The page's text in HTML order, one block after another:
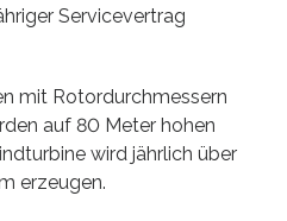
Servicevertrag
mit Rotordurchmessern
auf 80 Meter hohen
wird jährlich über
erzeugen.